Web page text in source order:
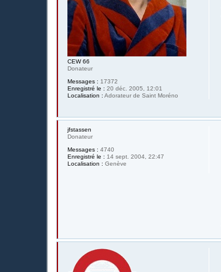
CEW 66
Donateur
Messages : 17372
Enregistré le : 20 déc. 2005, 12:01
Localisation : Adorateur de Saint Moréno
jfstassen
Donateur
Messages : 4740
Enregistré le : 14 sept. 2004, 22:47
Localisation : Genève